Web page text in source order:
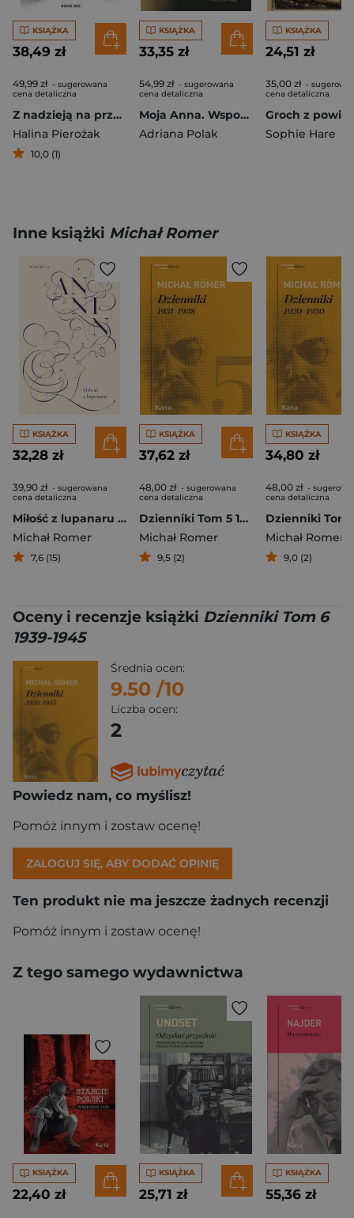
KSIĄŻKA
38,49 zł
49,99 zł - sugerowana
cena detaliczna
Z nadzieją na przetrwanie
Halina Pierożak
10,0 (1)
KSIĄŻKA
33,35 zł
54,99 zł - sugerowana
cena detaliczna
Moja Anna. Wspomnienia przyjaciółki Anny German
Adriana Polak
KSIĄŻKA
24,51 zł
35,00 zł -
cena detaliczna
Groch z
Sophie Hare
Inne książki Michał Romer
KSIĄŻKA
32,28 zł
39,90 zł - sugerowana
cena detaliczna
Miłość z lupanaru Intymny dziennik wileńskiego adwokata
Michał Romer
7,6 (15)
KSIĄŻKA
37,62 zł
48,00 zł - sugerowana
cena detaliczna
Dzienniki Tom 5 1931-1938
Michał Romer
9,5 (2)
KSIĄŻKA
34,80 zł
48,00 zł -
cena detaliczna
Michał Romer
9,0 (2)
Oceny i recenzje książki Dzienniki Tom 6
1939-1945
Średnia ocen:
9.50 /10
Liczba ocen:
2
Powiedz nam, co myślisz!
Pomóż innym i zostaw ocenę!
ZALOGUJ SIĘ, ABY DODAĆ OPINIĘ
Ten produkt nie ma jeszcze żadnych recenzji
Pomóż innym i zostaw ocenę!
Z tego samego wydawnictwa
KSIĄŻKA
22,40 zł
KSIĄŻKA
25,71 zł
KSIĄŻKA
55,36 zł